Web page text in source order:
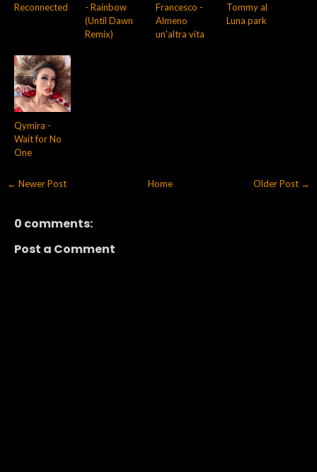
Reconnected
- Rainbow
(Until Dawn
Remix)
Francesco -
Almeno
un'altra vita
Tommy al
Luna park
Qymira -
Wait for No
One
← Newer Post Older Post →
Home
0 comments:
Post a Comment